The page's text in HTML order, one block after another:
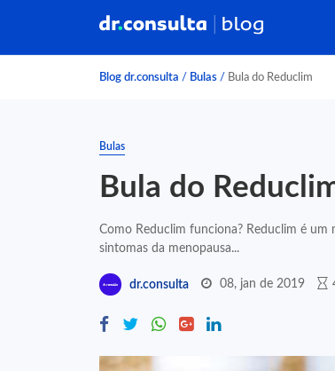
Blog dr.consulta / Bulas / Bula do Reduclim
Bulas
Bula do
Como Reduclim funciona? Reduclim é
sintomas da menopausa...
dr.consulta 08, jan de 2019